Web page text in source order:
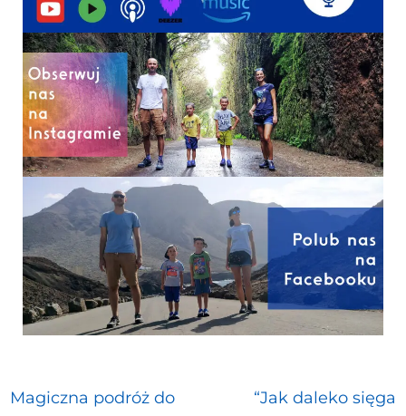
Magiczna podróż do “Jak daleko sięga